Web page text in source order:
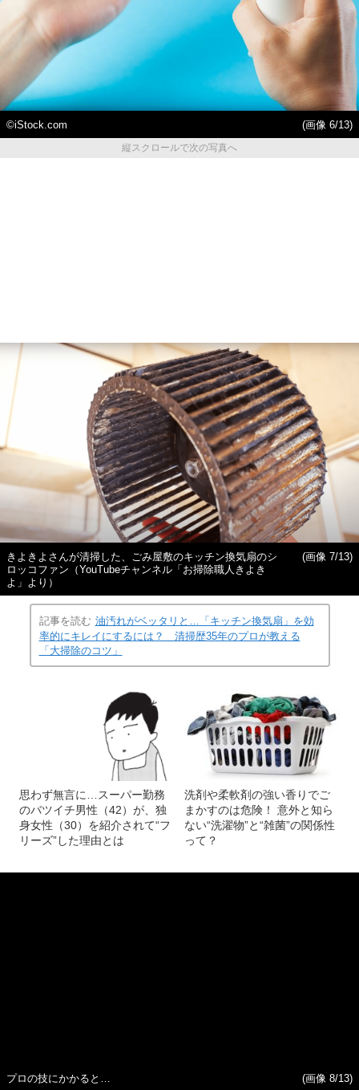
©iStock.com
(画像 6/13)
縦スクロールで次の写真へ
きよきよさんが清掃した、ごみ屋敷のキッチン換気扇のシ
ロッコファン（YouTubeチャンネル「お掃除職人きよき
よ」より）
(画像 7/13)
記事を読む 油汚れがベッタリと…「キッチン換気扇」を効
率的にキレイにするには？ 清掃歴35年のプロが教える
「大掃除のコツ」
思わず無言に…スーパー勤務
のバツイチ男性（42）が、独
身女性（30）を紹介されて“フ
リーズ”した理由とは
洗剤や柔軟剤の強い香りでご
まかすのは危険！ 意外と知ら
ない“洗濯物”と“雑菌”の関係性
って？
プロの技にかかると…
(画像 8/13)